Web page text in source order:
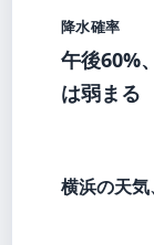
降水確率
午後60%
は弱まる
横浜の天